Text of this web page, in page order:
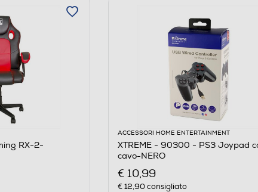
RX-2-
ACCESSORI HOME ENTERTAINMENT
XTREME - 90300 - PS3 Joypad
cavo-NERO
€ 10,99
€ 12,90consigliato